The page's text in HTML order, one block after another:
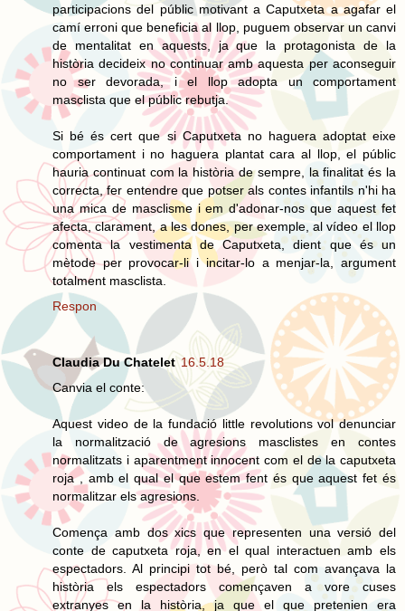
participacions del públic motivant a Caputxeta a agafar el
camí erroni que beneficia al llop, puguem observar un canvi
de mentalitat en aquests, ja que la protagonista de la
història decideix no continuar amb aquesta per aconseguir
no ser devorada, i el llop adopta un comportament
masclista que el públic rebutja.
Si bé és cert que si Caputxeta no haguera adoptat eixe
comportament i no haguera plantat cara al llop, el públic
hauria continuat com la història de sempre, la finalitat és la
correcta, fer entendre que potser als contes infantils n'hi ha
una mica de masclisme i em d'adonar-nos que aquest fet
afecta, clarament, a les dones, per exemple, al vídeo el llop
comenta la vestimenta de Caputxeta, dient que és un
mètode per provocar-li i incitar-lo a menjar-la, argument
totalment masclista.
Respon
Claudia Du Chatelet 16.5.18
Canvia el conte:
Aquest video de la fundació little revolutions vol denunciar
la normalització de agresions masclistes en contes
normalitzats i aparentment innocent com el de la caputxeta
roja , amb el qual el que estem fent és que aquest fet és
normalitzar els agresions.
Comença amb dos xics que representen una versió del
conte de caputxeta roja, en el qual interactuen amb els
espectadors. Al principi tot bé, però tal com avançava la
història els espectadors començaven a vore cuses
extranyes en la història, ja que el que pretenien era